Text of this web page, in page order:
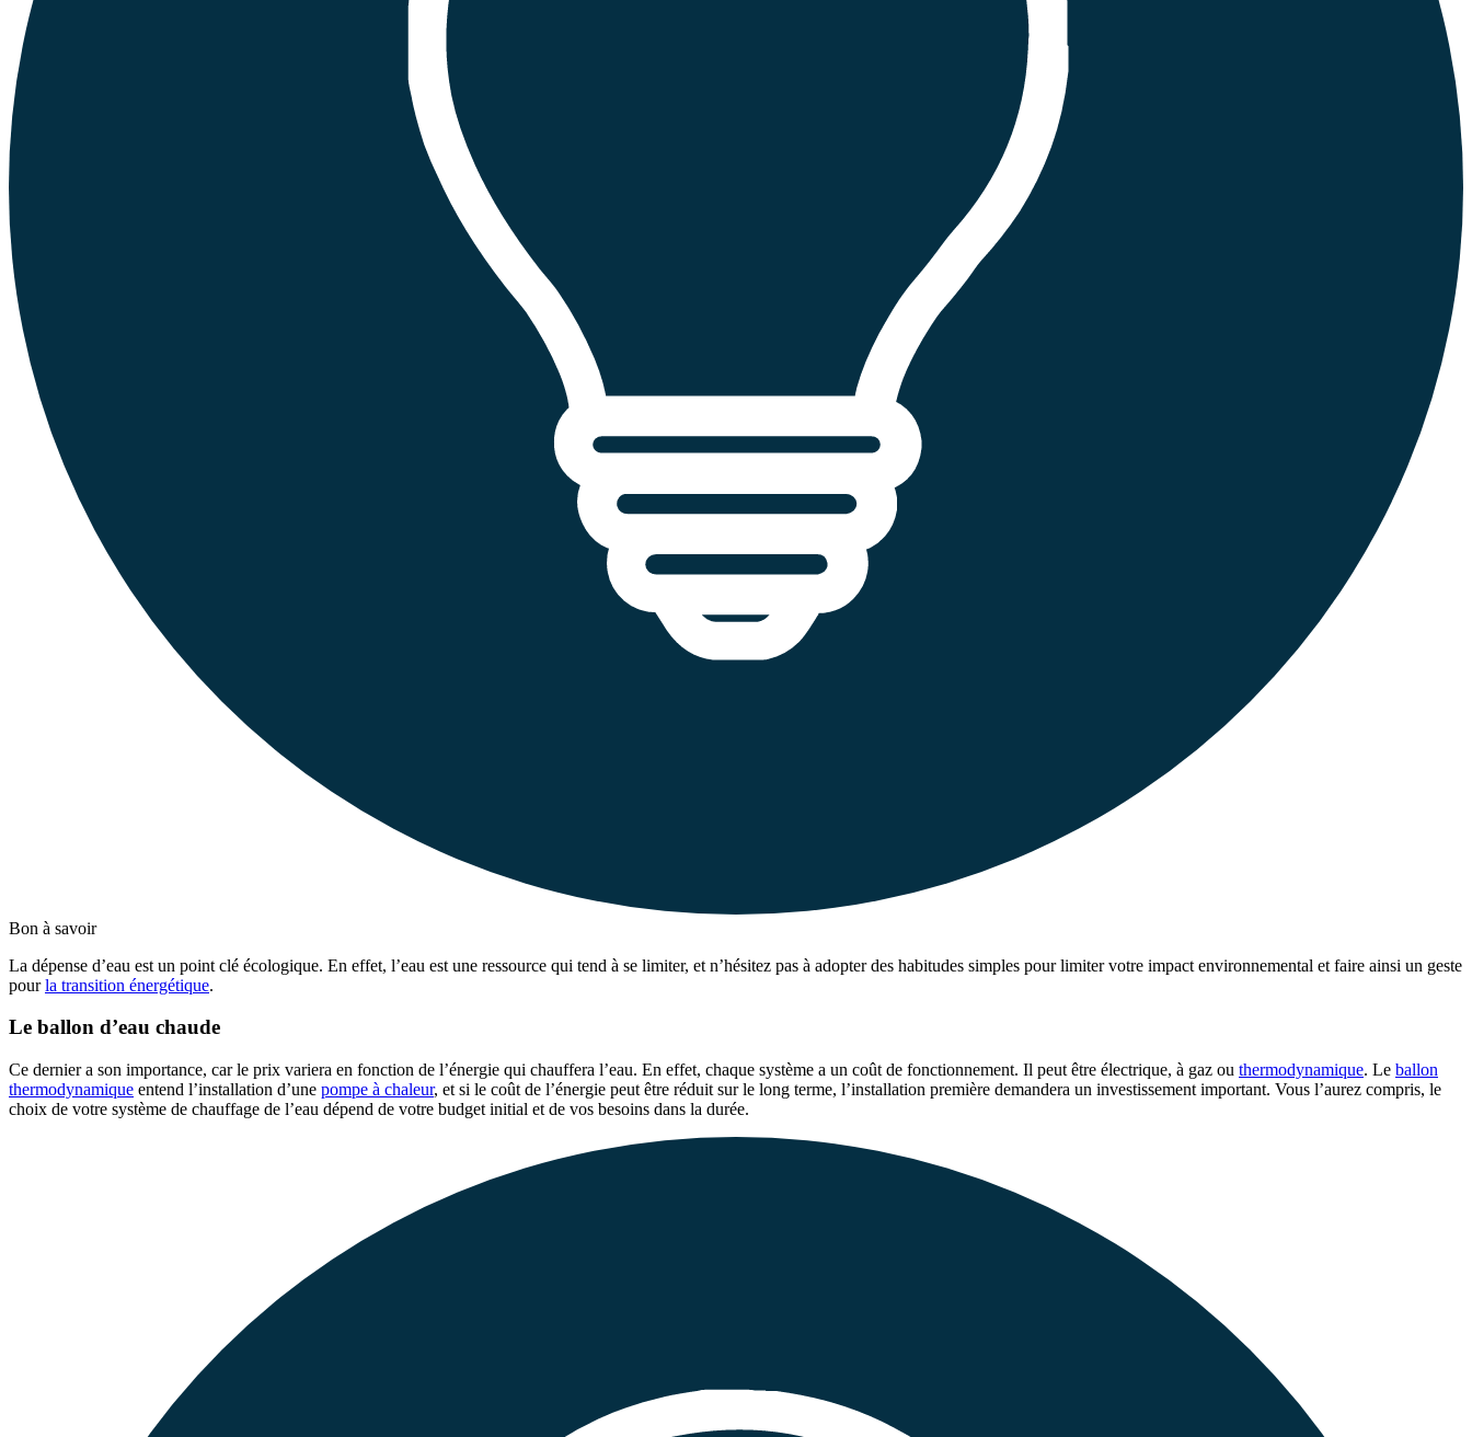
Bon à savoir
La dépense d’eau est un point clé écologique. En effet, l’eau est une ressource qui tend à se limiter, et n’hésitez pas à adopter des habitudes simples pour limiter votre impact environnemental et faire ainsi un geste
pourla transition énergétique.
Le ballon d’eau chaude
Ce dernier a son importance, car le prix variera en fonction de l’énergie qui chauffera l’eau. En effet, chaque système a un coût de fonctionnement. Il peut être électrique, à gaz ou thermodynamique. Le ballon
thermodynamique entend l’installation d’une pompe à chaleur, et si le coût de l’énergie peut être réduit sur le long terme, l’installation première demandera un investissement important. Vous l’aurez compris, le
choix de votre système de chauffage de l’eau dépend de votre budget initial et de vos besoins dans la durée.